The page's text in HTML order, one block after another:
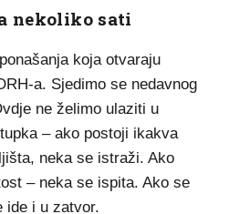
nekoliko sati
koja otvaraju
a. Sjedimo se nedavnog
ne želimo ulaziti u
– ako postoji ikakva
neka se istraži. Ako
– neka se ispita. Ako se
ide i u zatvor.